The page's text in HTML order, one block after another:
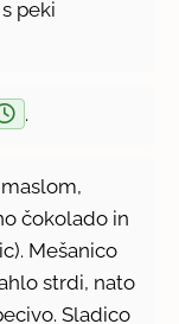
peki
.
čokolado in
Mešanico
strdi, nato
Sladico